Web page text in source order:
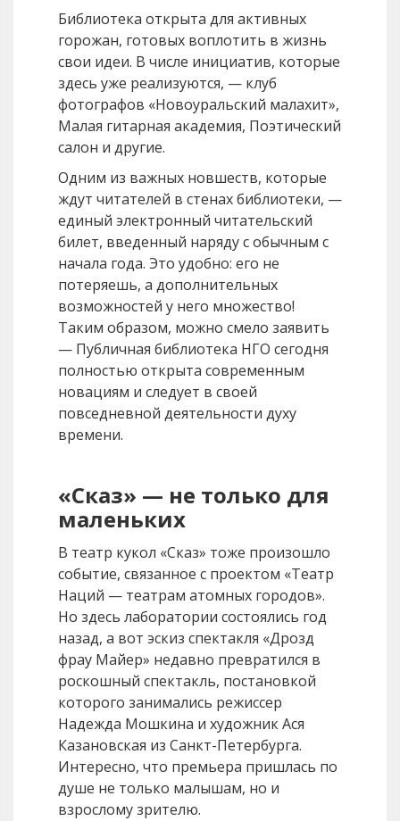
Библиотека открыта для активных
горожан, готовых воплотить в жизнь
свои идеи. В числе инициатив, которые
здесь уже реализуются, — клуб
фотографов «Новоуральский малахит»,
Малая гитарная академия, Поэтический
салон и другие.
Одним из важных новшеств, которые
ждут читателей в стенах библиотеки, —
единый электронный читательский
билет, введенный наряду с обычным с
начала года. Это удобно: его не
потеряешь, а дополнительных
возможностей у него множество!
Таким образом, можно смело заявить
— Публичная библиотека НГО сегодня
полностью открыта современным
новациям и следует в своей
повседневной деятельности духу
времени.
«Сказ» — не только для
маленьких
В театр кукол «Сказ» тоже произошло
событие, связанное с проектом «Театр
Наций — театрам атомных городов».
Но здесь лаборатории состоялись год
назад, а вот эскиз спектакля «Дрозд
фрау Майер» недавно превратился в
роскошный спектакль, постановкой
которого занимались режиссер
Надежда Мошкина и художник Ася
Казановская из Санкт-Петербурга.
Интересно, что премьера пришлась по
душе не только малышам, но и
взрослому зрителю.